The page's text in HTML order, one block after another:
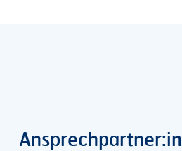
Ansprechpartner:in